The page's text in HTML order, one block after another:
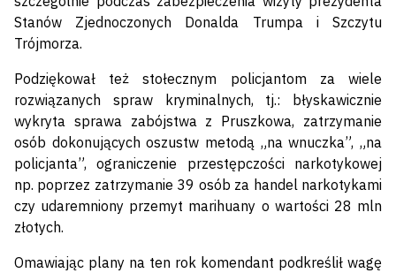
Stanów Zjednoczonych Donalda Trumpa i Szczytu
Trójmorza.
Podziękował też stołecznym policjantom za wiele
rozwiązanych spraw kryminalnych, tj.: błyskawicznie
wykryta sprawa zabójstwa z Pruszkowa, zatrzymanie
osób dokonujących oszustw metodą „na wnuczka”, „na
policjanta”, ograniczenie przestępczości narkotykowej
np. poprzez zatrzymanie 39 osób za handel narkotykami
czy udaremniony przemyt marihuany o wartości 28 mln
złotych.
Omawiając plany na ten rok komendant podkreślił wagę